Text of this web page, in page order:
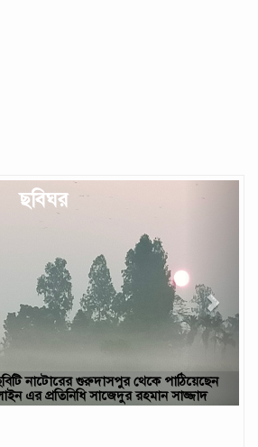
ছবিঘর
জেলার রাণীনগর উপজেলার পারইল গ্রাম থেকে
ইউসুফ, নওগাঁ